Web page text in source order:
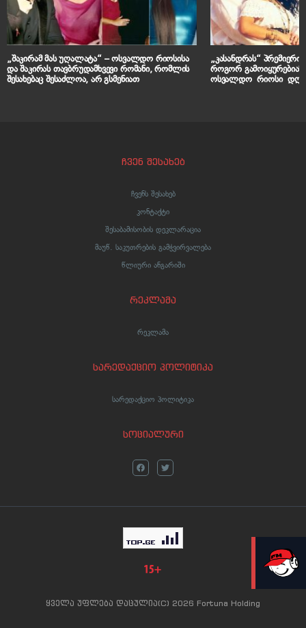
LIVE
„შაკირამ მას უღალატა“ – ოსვალდო რიოსისა
და შაკირას თავბრუდამხვევი რომანი, რომლის
შესახებაც შესაძლოა, არ გსმენიათ
„კასანდრას“
როგორ
ოსვალდო რიოსი
ჩვენ შესახებ
ჩვენს შესახებ
კონტაქტი
შესაბამისობის დეკლარაცია
მაუწ. საკუთრების გამჭვირვალება
წლიური ანგარიში
რეკლამა
რეკლამა
სარედაქციო პოლიტიკა
სარედაქციო პოლიტიკა
სოციალური
ყველა უფლება დაცულია(C) 2026 Fortuna Holding